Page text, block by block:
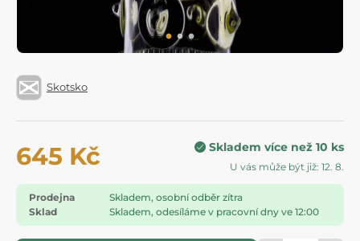
Skotsko
645 Kč Skladem více než 10 ks
U vás může být již: 12. 8.
Prodejna
Skladem, osobní odběr zítra
Sklad
Skladem, odesíláme v pracovní dny ve 12:00